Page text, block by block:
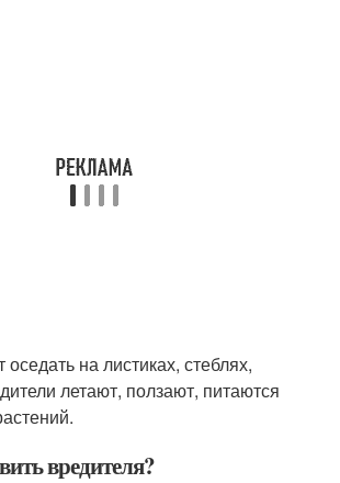
на листиках, стеблях,
летают, ползают, питаются
вредителя?